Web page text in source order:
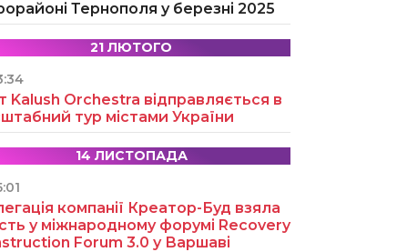
Тернополя у березні 2025
21 ЛЮТОГО
Kalush Orchestra відправляється в
тур містами України
14 ЛИСТОПАДА
компанії Креатор-Буд взяла
у міжнародному форумі Recovery
Forum 3.0 у Варшаві